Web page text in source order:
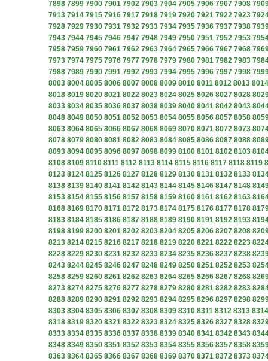
7898 7899 7900 7901 7902 7903 7904 7905 7906 7907 7908
7913 7914 7915 7916 7917 7918 7919 7920 7921 7922 7923
7928 7929 7930 7931 7932 7933 7934 7935 7936 7937 7938
7943 7944 7945 7946 7947 7948 7949 7950 7951 7952 7953
7958 7959 7960 7961 7962 7963 7964 7965 7966 7967 7968
7973 7974 7975 7976 7977 7978 7979 7980 7981 7982 7983
7988 7989 7990 7991 7992 7993 7994 7995 7996 7997 7998
8003 8004 8005 8006 8007 8008 8009 8010 8011 8012 8013 8014
8018 8019 8020 8021 8022 8023 8024 8025 8026 8027 8028
8033 8034 8035 8036 8037 8038 8039 8040 8041 8042 8043
8048 8049 8050 8051 8052 8053 8054 8055 8056 8057 8058
8063 8064 8065 8066 8067 8068 8069 8070 8071 8072 8073
8078 8079 8080 8081 8082 8083 8084 8085 8086 8087 8088
8093 8094 8095 8096 8097 8098 8099 8100 8101 8102 8103
8108 8109 8110 8111 8112 8113 8114 8115 8116 8117 8118 8119
8123 8124 8125 8126 8127 8128 8129 8130 8131 8132 8133
8138 8139 8140 8141 8142 8143 8144 8145 8146 8147 8148
8153 8154 8155 8156 8157 8158 8159 8160 8161 8162 8163
8168 8169 8170 8171 8172 8173 8174 8175 8176 8177 8178
8183 8184 8185 8186 8187 8188 8189 8190 8191 8192 8193
8198 8199 8200 8201 8202 8203 8204 8205 8206 8207 8208
8213 8214 8215 8216 8217 8218 8219 8220 8221 8222 8223
8228 8229 8230 8231 8232 8233 8234 8235 8236 8237 8238
8243 8244 8245 8246 8247 8248 8249 8250 8251 8252 8253
8258 8259 8260 8261 8262 8263 8264 8265 8266 8267 8268
8273 8274 8275 8276 8277 8278 8279 8280 8281 8282 8283
8288 8289 8290 8291 8292 8293 8294 8295 8296 8297 8298
8303 8304 8305 8306 8307 8308 8309 8310 8311 8312 8313 8314
8318 8319 8320 8321 8322 8323 8324 8325 8326 8327 8328
8333 8334 8335 8336 8337 8338 8339 8340 8341 8342 8343
8348 8349 8350 8351 8352 8353 8354 8355 8356 8357 8358
8363 8364 8365 8366 8367 8368 8369 8370 8371 8372 8373